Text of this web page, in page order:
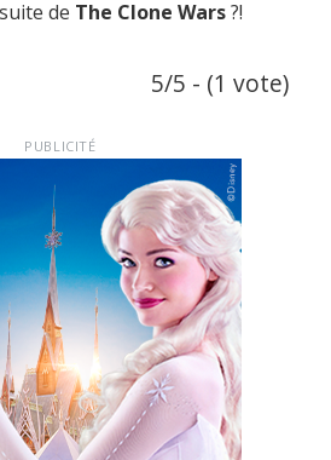
de The Clone Wars?!
5/5 - (1 vote)
PUBLICITÉ